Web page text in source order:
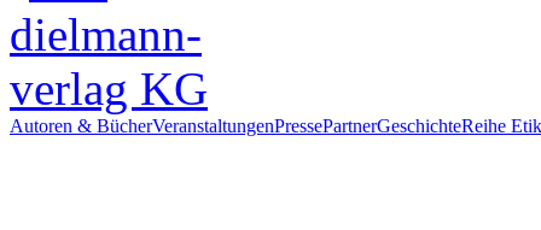
Autoren & BücherVeranstaltungenPressePartnerGeschichteReihe